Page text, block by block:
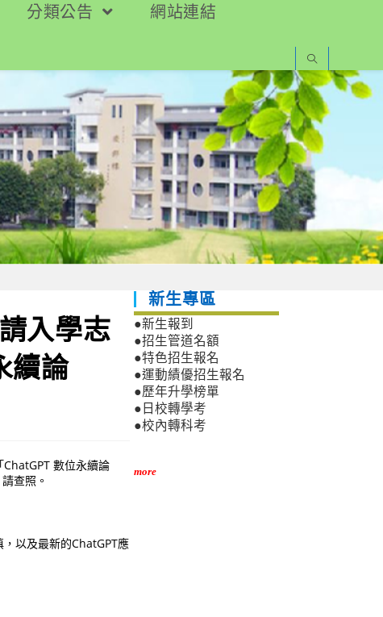
分類公告
網站連結
入學志
續論
數位永續論
查照。
以及最新的ChatGPT應
新生專區
●新生報到
●招生管道名額
●特色招生報名
●運動績優招生報名
●歷年升學榜單
●日校轉學考
●校內轉科考
more